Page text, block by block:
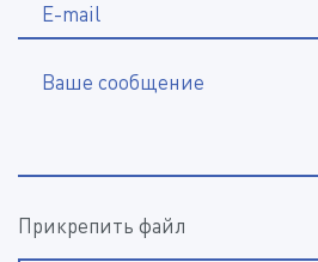
E-mail
Ваше сообщение
Прикрепить файл